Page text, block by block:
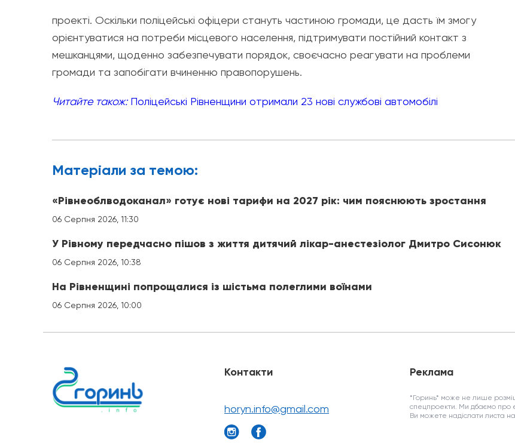
проекті. Оскільки поліцейські офіцери стануть частиною громади, це дасть їм змогу
орієнтуватися на потреби місцевого населення, підтримувати постійний контакт з
мешканцями, щоденно забезпечувати порядок, своєчасно реагувати на проблеми
громади та запобігати вчиненню правопорушень.
Читайте також:Поліцейські Рівненщини отримали 23 нові службові автомобілі
Матерiали за темою:
«Рівнеоблводоканал» готує нові тарифи на 2027 рік: чим пояснюють зростання
06 Серпня 2026, 11:30
У Рівному передчасно пішов з життя дитячий лікар-анестезіолог Дмитро Сисонюк
06 Серпня 2026, 10:38
На Рівненщині попрощалися із шістьма полеглими воїнами
06 Серпня 2026, 10:00
Контакти
horyn.info@gmail.com
Реклама
*Горинь* може не лише
спецпроекти. Ми дбаємо про
Ви можете надіслати листа